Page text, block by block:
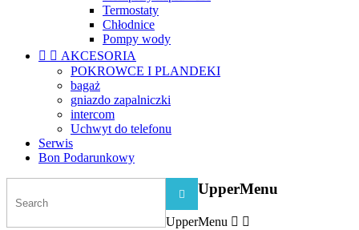
Termostaty
Chłodnice
Pompy wody
  AKCESORIA
POKROWCE I PLANDEKI
bagaż
gniazdo zapalniczki
intercom
Uchwyt do telefonu
Serwis
Bon Podarunkowy
 UpperMenu
UpperMenu  